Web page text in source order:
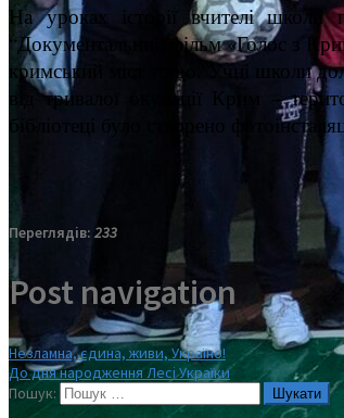
На уроках історії вчителі школи
“Документальний фільм «Голос з
кримський міст тощо. Учні школи
від тривалої окупації Крим –
бібліотеці було створено
Переглядів: 233
Post navigation
Незламна, єдина, живи, Україно!
До дня народження Лесі Україки
Пошук: